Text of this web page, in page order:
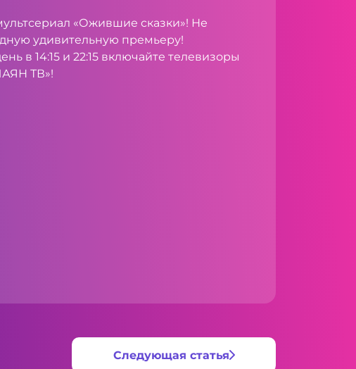
«Ожившие сказки»! Не
удивительную премьеру!
в 14:15 и 22:15 включайте телевизоры
ТВ»!
Следующая статья